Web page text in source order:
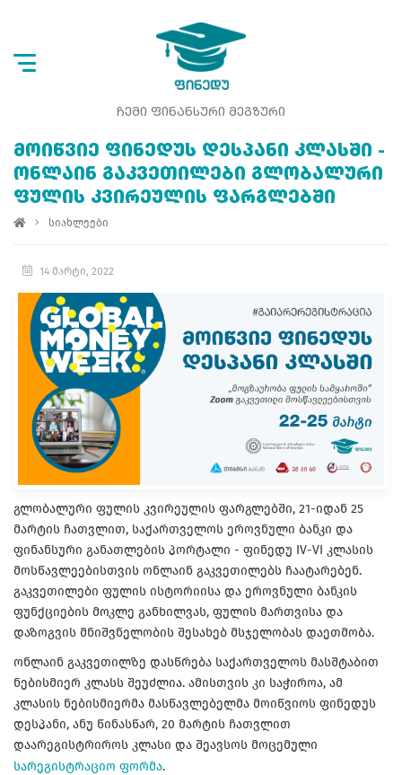
ᲩᲔᲛᲘ ᲤᲘᲜᲐᲜᲡᲣᲠᲘ ᲛᲔᲒᲖᲣᲠᲘ
ᲛᲝᲘᲬᲕᲘᲔ ᲤᲘᲜᲔᲓᲣᲡ ᲓᲔᲡᲞᲐᲜᲘ ᲙᲚᲐᲡᲨᲘ -
ᲝᲜᲚᲐᲘᲜ ᲒᲐᲙᲕᲔᲗᲘᲚᲔᲑᲘ ᲒᲚᲝᲑᲐᲚᲣᲠᲘ
ᲤᲣᲚᲘᲡ ᲙᲕᲘᲠᲔᲣᲚᲘᲡ ᲤᲐᲠᲒᲚᲔᲑᲨᲘ
სიახლეები
14 მარტი, 2022
გლობალური ფულის კვირეულის ფარგლებში, 21-იდან 25
მარტის ჩათვლით, საქართველოს ეროვნული ბანკი და
ფინანსური განათლების პორტალი - ფინედუ IV-VI კლასის
მოსწავლეებისთვის ონლაინ გაკვეთილებს ჩაატარებენ.
გაკვეთილები ფულის ისტორიისა და ეროვნული ბანკის
ფუნქციების მოკლე განხილვას, ფულის მართვისა და
დაზოგვის მნიშვნელობის შესახებ მსჯელობას დაეთმობა.
ონლაინ გაკვეთილზე დასწრება საქართველოს მასშტაბით
ნებისმიერ კლასს შეუძლია. ამისთვის კი საჭიროა, ამ
კლასის ნებისმიერმა მასწავლებელმა მოიწვიოს ფინედუს
დესპანი, ანუ წინასწარ, 20 მარტის ჩათვლით
დაარეგისტრიროს კლასი და შეავსოს მოცემული
სარეგისტრაციო ფორმა.